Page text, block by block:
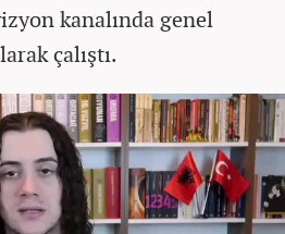
kanalında genel
çalıştı.